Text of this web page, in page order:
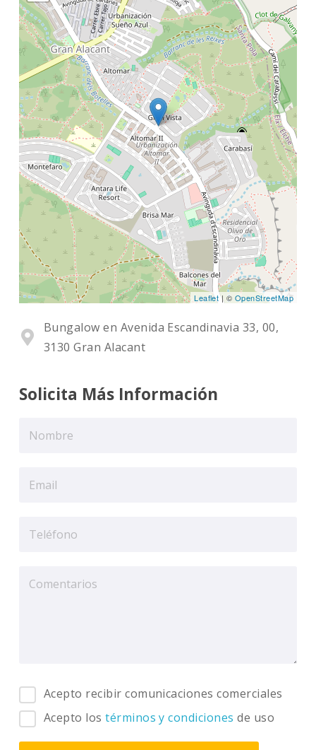
Leaflet| © OpenStreetMap
Bungalow en Avenida Escandinavia 33, 00,
3130 Gran Alacant
Solicita Más Información
Acepto recibir comunicaciones comerciales
Acepto lostérminos y condiciones de uso